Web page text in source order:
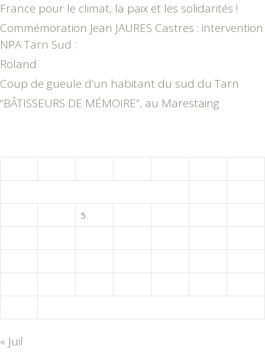
France pour le climat, la paix et les solidarités !
Commémoration Jean JAURES Castres : intervention
NPA Tarn Sud :
Roland
Coup de gueule d’un habitant du sud du Tarn
“BÂTISSEURS DE MÉMOIRE”, au Marestaing
5
« Juil